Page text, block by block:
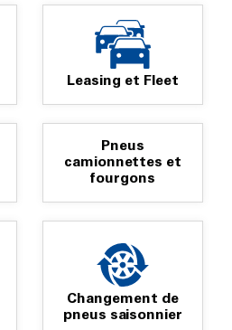
Leasing et Fleet
Pneus
camionnettes et
fourgons
Changement de
pneus saisonnier